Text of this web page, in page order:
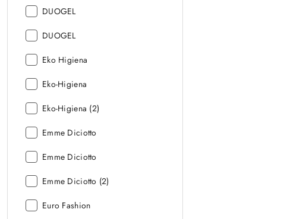
Marka:
DUOGEL
Marka:
DUOGEL
Marka:
Eko Higiena
Marka:
Eko-Higiena
Marka:
Eko-Higiena (2)
Marka:
Emme Diciotto
Marka:
Emme Diciotto
Marka:
Emme Diciotto (2)
Marka:
Euro Fashion